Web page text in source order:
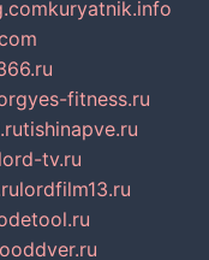
kuryatnik.info
yes-fitness.ru
tishinapve.ru
lord-tv.ru
lordfilm13.ru